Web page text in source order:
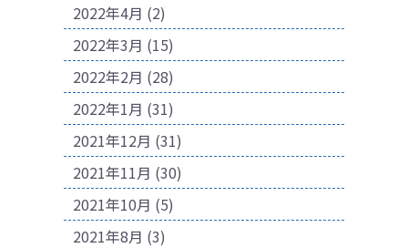
2022年4月 (2)
2022年3月 (15)
2022年2月 (28)
2022年1月 (31)
2021年12月 (31)
2021年11月 (30)
2021年10月 (5)
2021年8月 (3)